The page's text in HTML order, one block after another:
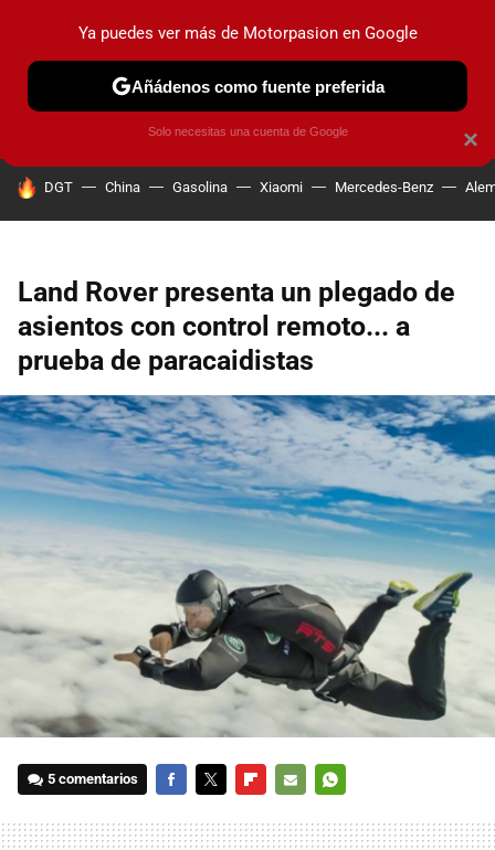
PRUEBAS COCHES ELÉCTRICOS OBSERVATORIO
HOY SE HABLA DE
DGT China Gasolina Xiaomi Mercedes-Benz
Land Rover presenta un plegado de
asientos con control remoto... a
prueba de paracaidistas
5 comentarios
MAIL
×
Ya puedes ver más de Motorpasion en Google
Añádenos como fuente preferida
Solo necesitas una cuenta de Google